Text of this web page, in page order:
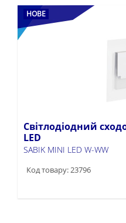
НОВЕ
Світлодіодний
LED
SABIK MINI LED W-WW
Код товару: 23796